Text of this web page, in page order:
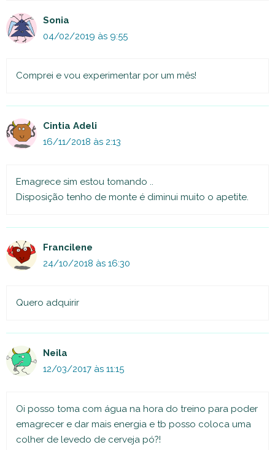
Sonia
04/02/2019 às 9:55
Comprei e vou experimentar por um mês!
Cintia Adeli
16/11/2018 às 2:13
Emagrece sim estou tomando ..
Disposição tenho de monte é diminui muito o apetite.
Francilene
24/10/2018 às 16:30
Quero adquirir
Neila
12/03/2017 às 11:15
Oi posso toma com água na hora do treino para poder
emagrecer e dar mais energia e tb posso coloca uma
colher de levedo de cerveja pó?!